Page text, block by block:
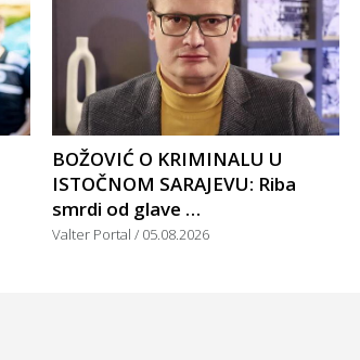
BOŽOVIĆ O KRIMINALU U
ISTOČNOM SARAJEVU: Riba
smrdi od glave …
Valter Portal 05.08.2026